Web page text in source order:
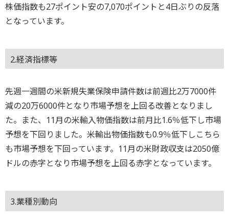
株価指数も27ポイント安の7,070ポイントと4日ぶりの反落
となっています。
2.経済指標等
先週一週間の米新規失業保険申請件数は前週比2万7000件
減の20万6000件となり市場予想を上回る改善となりまし
た。また、11月の米輸入物価指数は前月比1.6％低下し市場
予想を下回りました。米輸出物価指数も0.9％低下しこちら
も市場予想を下回っています。11月の米財政収支は2050億
ドルの赤字となり市場予想を上回る赤字となっています。
3.業種別動向